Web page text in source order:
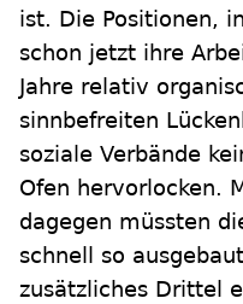
ist. Die Positionen,
schon jetzt ihre
Jahre relativ
sinnbefreiten
soziale Verbände
Ofen hervorlocken.
dagegen müssten
schnell so
zusätzliches Drittel